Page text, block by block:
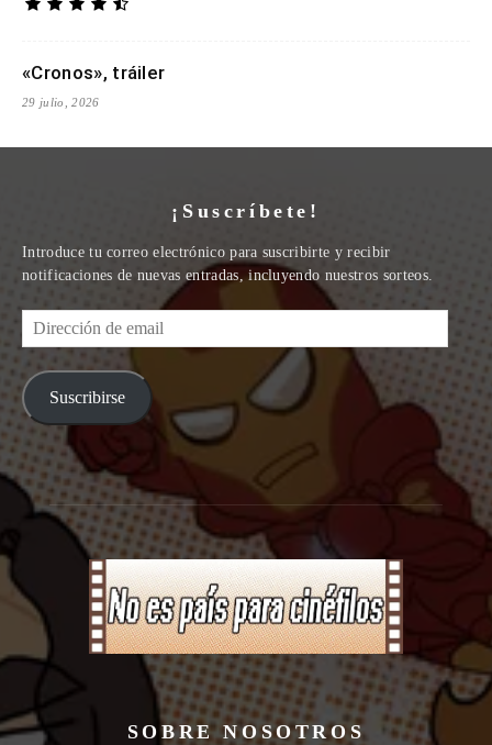
«Cronos», tráiler
29 julio, 2026
¡Suscríbete!
Introduce tu correo electrónico para suscribirte y recibir
notificaciones de nuevas entradas, incluyendo nuestros sorteos.
Dirección
de
email
Suscribirse
SOBRE NOSOTROS